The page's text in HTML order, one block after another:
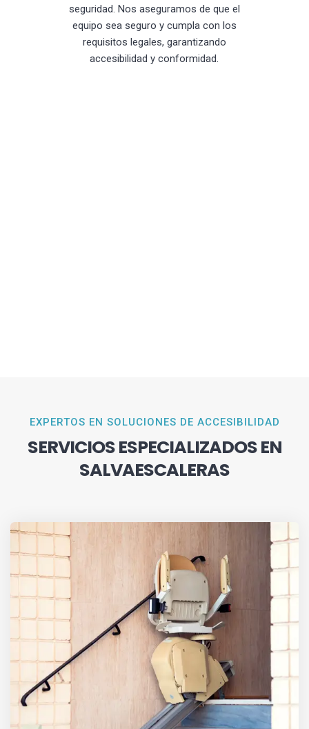
seguridad. Nos aseguramos de que el
equipo sea seguro y cumpla con los
requisitos legales, garantizando
accesibilidad y conformidad.
EXPERTOS EN SOLUCIONES DE ACCESIBILIDAD
SERVICIOS ESPECIALIZADOS EN
SALVAESCALERAS